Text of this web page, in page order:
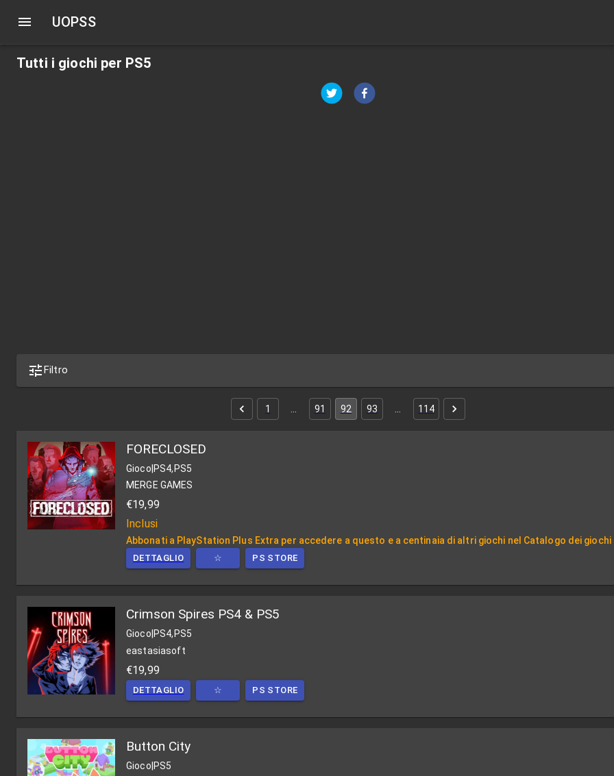
UOPSS
Tutti i giochi per PS5
Filtro
1 91 92 93 114
FORECLOSED
Gioco|PS4,PS5
MERGE GAMES
€19,99
Inclusi
Abbonati a PlayStation Plus Extra per accedere a questo e a centinaia di altri giochi nel Catalogo dei giochi
DETTAGLIO ☆ PS STORE
Crimson Spires PS4 & PS5
Gioco PS4,PS5
eastasiasoft
€19,99
DETTAGLIO ☆ PS STORE
Button City
Gioco|PS5